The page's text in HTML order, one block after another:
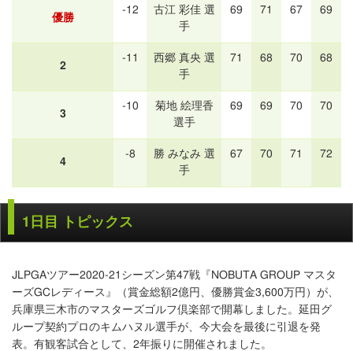
優勝
-12
古江 彩佳 選
手
69 71 67 69
2
-11
西郷 真央 選
手
71 68 70 68
3
-10
菊地 絵理香
選手
69 69 70 70
4
-8
勝 みなみ 選
手
67 70 71 72
1日目 トピックス
JLPGAツアー2020-21シーズン第47戦『NOBUTA GROUP マスタ
ーズGCレディース』（賞金総額2億円、優勝賞金3,600万円）が、
兵庫県三木市のマスターズゴルフ倶楽部で開幕しました。延田グ
ループ契約プロのキムハヌル選手が、今大会を最後に引退を発
表。有観客試合として、2年振りに開催されました。